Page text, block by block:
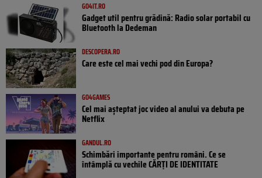
GO4IT.RO
Gadget util pentru grădină: Radio solar portabil cu
Bluetooth la Dedeman
DESCOPERA.RO
Care este cel mai vechi pod din Europa?
GO4GAMES
Cel mai așteptat joc video al anului va debuta pe
Netflix
GANDUL.RO
Schimbări importante pentru români. Ce se
întâmplă cu vechile CĂRȚI DE IDENTITATE